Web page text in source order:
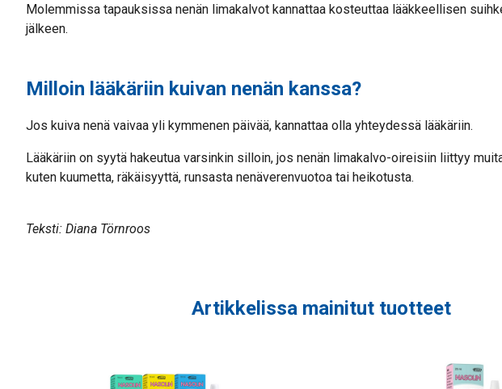
Molemmissa tapauksissa nenän limakalvot kannattaa kosteuttaa lääkkeellisen
jälkeen.
Milloin lääkäriin kuivan nenän kanssa?
Jos kuiva nenä vaivaa yli kymmenen päivää, kannattaa olla yhteydessä lääkäriin.
Lääkäriin on syytä hakeutua varsinkin silloin, jos nenän limakalvo-oireisiin liittyy
kuten kuumetta, räkäisyyttä, runsasta nenäverenvuotoa tai heikotusta.
Teksti: Diana Törnroos
Artikkelissa mainitut tuotteet